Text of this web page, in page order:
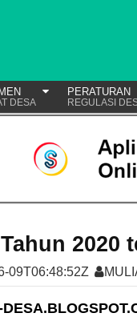
DESA
PERATURAN
REGULASI
2020
09T06:48:52Z